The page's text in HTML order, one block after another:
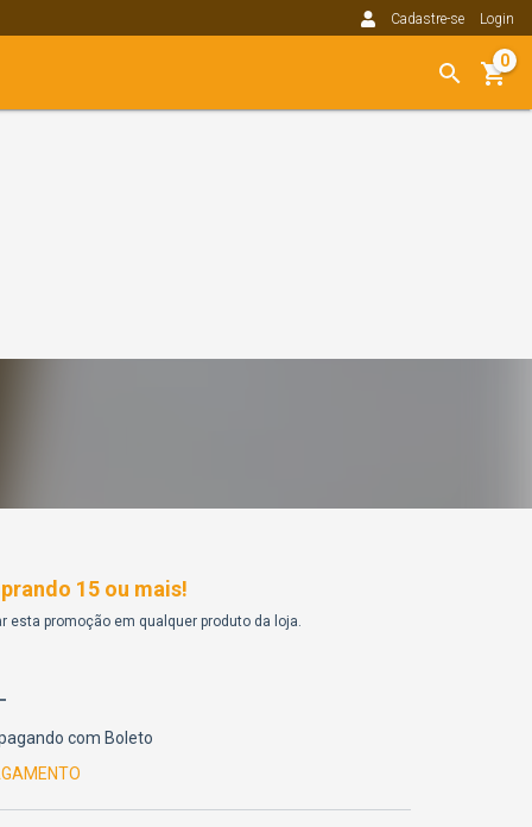
Cadastre-se Login
0
15 ou mais!
esta promoção em qualquer produto da loja.
com Boleto